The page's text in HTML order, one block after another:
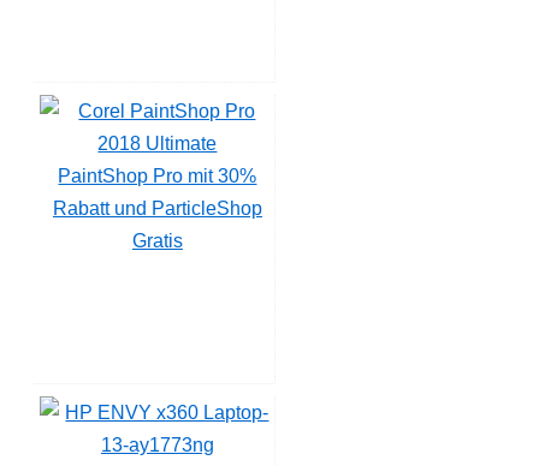
PaintShop Pro mit 30%
Rabatt und ParticleShop
Gratis